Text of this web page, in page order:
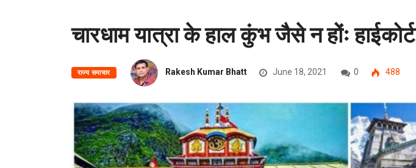
चारधाम यात्रा के हाल कुंभ जैसे न होंः हाईकोर्ट
राज्य समाचार Rakesh Kumar Bhatt June 18, 2021 0 488